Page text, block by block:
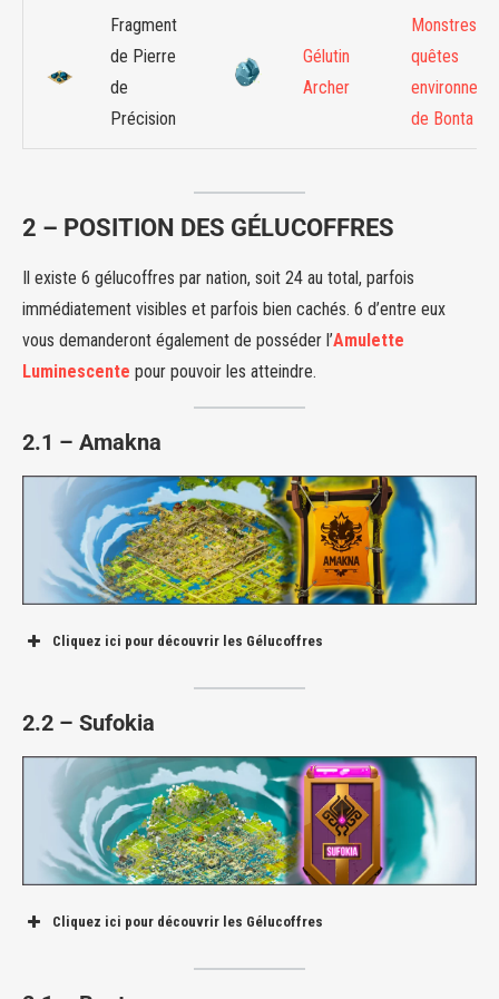
Fragment
de Pierre
de
Précision
Gélutin
Archer
Monstres
quêtes
de Bonta
2 – POSITION DES GÉLUCOFFRES
Il existe 6 gélucoffres par nation, soit 24 au total, parfois
immédiatement visibles et parfois bien cachés. 6 d’entre eux
vous demanderont également de posséder l’Amulette
Luminescente pour pouvoir les atteindre.
2.1 – Amakna
Cliquez ici pour découvrir les Gélucoffres
2.2 – Sufokia
Cliquez ici pour découvrir les Gélucoffres